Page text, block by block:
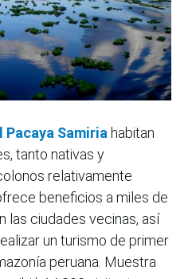
Pacaya Samiria habitan
tanto nativas y
relativamente
beneficios a miles de
las ciudades vecinas, así
un turismo de primer
peruana. Muestra